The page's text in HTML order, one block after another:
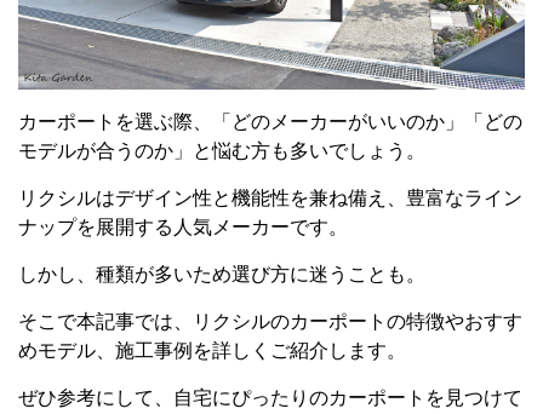
カーポートを選ぶ際、「どのメーカーがいいのか」「どの
モデルが合うのか」と悩む方も多いでしょう。
リクシルはデザイン性と機能性を兼ね備え、豊富なライン
ナップを展開する人気メーカーです。
しかし、種類が多いため選び方に迷うことも。
そこで本記事では、リクシルのカーポートの特徴やおすす
めモデル、施工事例を詳しくご紹介します。
ぜひ参考にして、自宅にぴったりのカーポートを見つけて